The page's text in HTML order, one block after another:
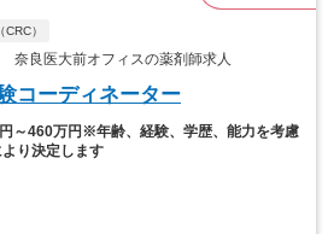
）
奈良医大前オフィスの薬剤師求人
コーディネーター
円～460万円※年齢、経験、学歴、能力を考慮
り決定します